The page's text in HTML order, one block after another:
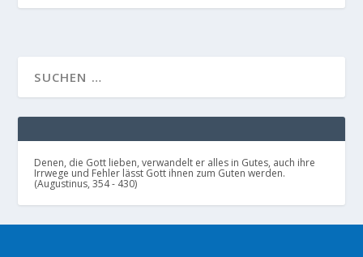
Denen, die Gott lieben, verwandelt er alles in Gutes, auch ihre
Irrwege und Fehler lässt Gott ihnen zum Guten werden.
(Augustinus, 354 - 430)